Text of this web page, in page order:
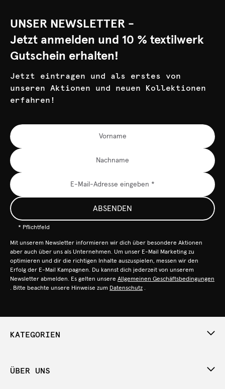
UNSER NEWSLETTER -
Jetzt anmelden und 10 % textilwerk
Gutschein erhalten!
Jetzt eintragen und als erstes von
unseren Aktionen und neuen Kollektionen
erfahren!
ABSENDEN
* Pflichtfeld
Mit unserem Newsletter informieren wir dich über besondere Aktionen
aber auch über uns als Unternehmen. Um unser E-Mail Marketing zu
optimieren und dir die richtigen Inhalte auszuspielen, messen wir den
Erfolg der E-Mail Kampagnen. Du kannst dich jederzeit von unserem
Newsletter abmelden. Es gelten unsere Allgemeinen Geschäftsbedingungen
. Bitte beachte unsere Hinweise zum Datenschutz .
KATEGORIEN
ÜBER UNS